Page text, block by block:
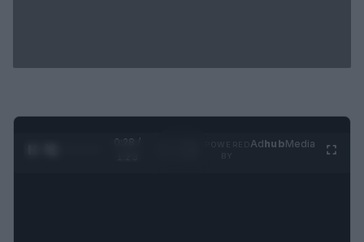
0:28 /
AdhubMedia